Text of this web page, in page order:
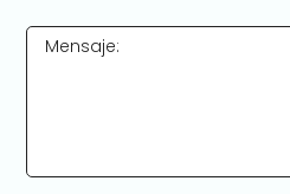
Mensaje: